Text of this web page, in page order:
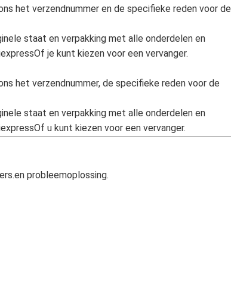
het verzendnummer en de specifieke reden voor de
staat en verpakking met alle onderdelen en
je kunt kiezen voor een vervanger.
het verzendnummer, de specifieke reden voor de
staat en verpakking met alle onderdelen en
u kunt kiezen voor een vervanger.
probleemoplossing.